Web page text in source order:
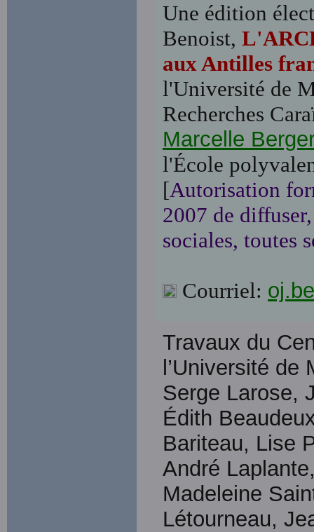
Une édition
Benoist,
aux Antilles
l'Université de
Recherches
Marcelle
l'École
[Autorisation
2007 de
sociales, toutes
Courriel:
Travaux du
l’Université
Serge Larose,
Édith
Bariteau, Lise
André
Madeleine
Létourneau,